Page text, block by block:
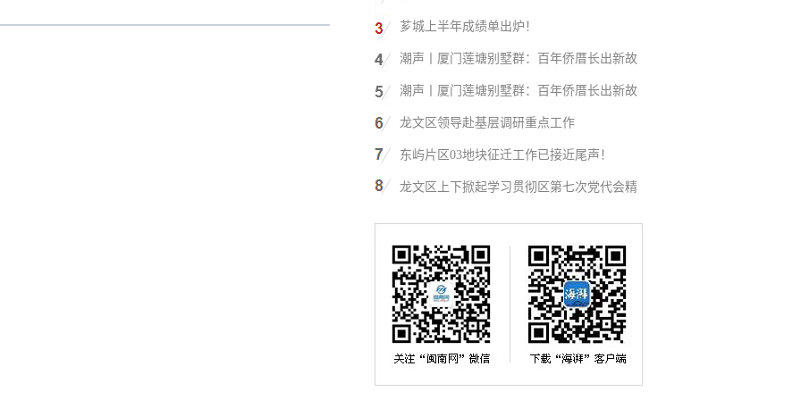
芗城上半年成绩单出炉！
潮声丨厦门莲塘别墅群：百年侨厝长出新故
潮声丨厦门莲塘别墅群：百年侨厝长出新故
龙文区领导赴基层调研重点工作
东屿片区03地块征迁工作已接近尾声！
龙文区上下掀起学习贯彻区第七次党代会精